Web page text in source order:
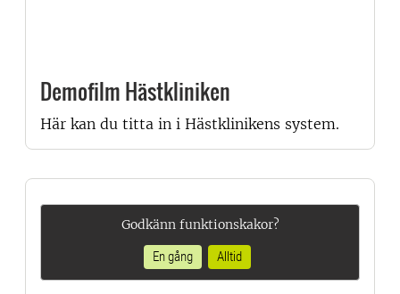
Demofilm Hästkliniken
Här kan du titta in i Hästklinikens system.
Godkänn funktionskakor?
En gång
Alltid